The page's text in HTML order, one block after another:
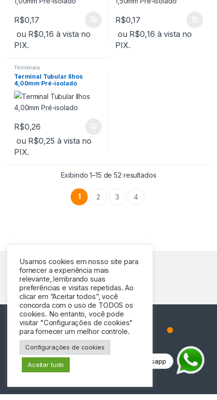
R$0,17
ou R$0,16 à vista no
PIX.
R$0,17
ou R$0,16 à vista no
PIX.
Terminais
Terminal Tubular Ilhos
4,00mm Pré-isolado
R$0,26
ou R$0,25 à vista no
PIX.
Exibindo 1–15 de 52 resultados
1 2 3 4
Tem perguntas? Ligue-nos!
Usamos cookies em nosso site para
fornecer a experiência mais
relevante, lembrando suas
preferências e visitas repetidas. Ao
clicar em “Aceitar todos”, você
concorda com o uso de TODOS os
cookies. No entanto, você pode
visitar "Configurações de cookies"
para fornecer um melhor controle.
Configurações de cookies
Aceitar tudo Fale conosco via whatsapp